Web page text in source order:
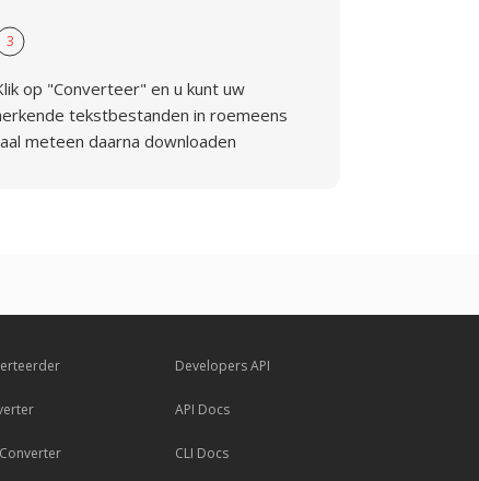
3
op "Converteer" en u kunt uw
tekstbestanden in roemeens
meteen daarna downloaden
Developers API
API Docs
CLI Docs